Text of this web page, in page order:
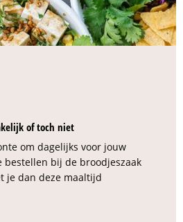
of toch niet
om dagelijks voor jouw
bestellen bij de broodjeszaak
je dan deze maaltijd